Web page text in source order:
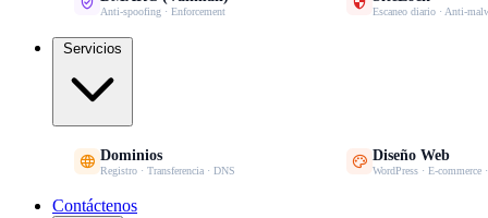
Anti-spoofing · Enforcement Escaneo diario · Anti-
Servicios
 Dominios
Registro · Transferencia · DNS  Diseño Web
WordPress · E-commerce
Contáctenos